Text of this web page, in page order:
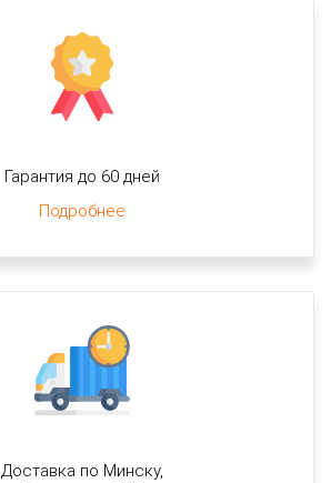
Гарантия до 60 дней
Подробнее
Доставка по Минску,